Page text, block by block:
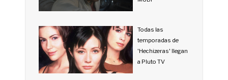
Todas las
temporadas de
'Hechizeras' llegan
a Pluto TV